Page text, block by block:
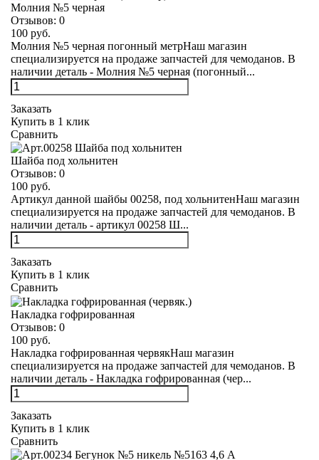
Молния №5 черная
Отзывов: 0
100 руб.
Молния №5 черная погонный метрНаш магазин
специализируется на продаже запчастей для чемоданов. В
наличии деталь - Молния №5 черная (погонный...
Заказать
Купить в 1 клик
Сравнить
Шайба под хольнитен
Отзывов: 0
100 руб.
Артикул данной шайбы 00258, под хольнитенНаш магазин
специализируется на продаже запчастей для чемоданов. В
наличии деталь - артикул 00258 Ш...
Заказать
Купить в 1 клик
Сравнить
Накладка гофрированная
Отзывов: 0
100 руб.
Накладка гофрированная червякНаш магазин
специализируется на продаже запчастей для чемоданов. В
наличии деталь - Накладка гофрированная (чер...
Заказать
Купить в 1 клик
Сравнить